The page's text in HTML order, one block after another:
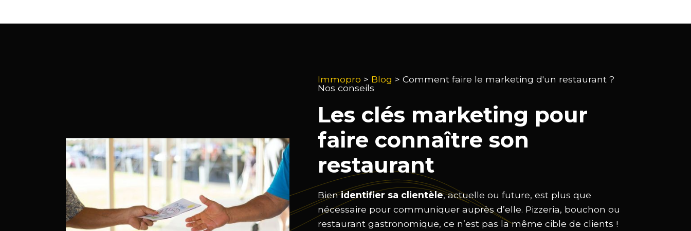
Immopro > Blog > Comment faire le marketing d'un restaurant ?
Nos conseils
Les clés marketing pour
faire connaître son
restaurant
Bienidentifier sa clientèle, actuelle ou future, est plus que
nécessaire pour communiquer auprès d’elle. Pizzeria, bouchon ou
restaurant gastronomique, ce n’est pas la même cible de clients !